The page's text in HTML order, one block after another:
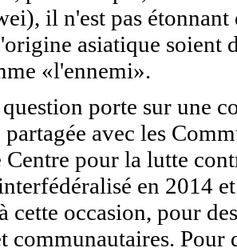
il n'est pas étonnant
asiatique soient
«l'ennemi».
porte sur une
avec les
pour la lutte
en 2014
cette occasion, pour
communautaires. Pour